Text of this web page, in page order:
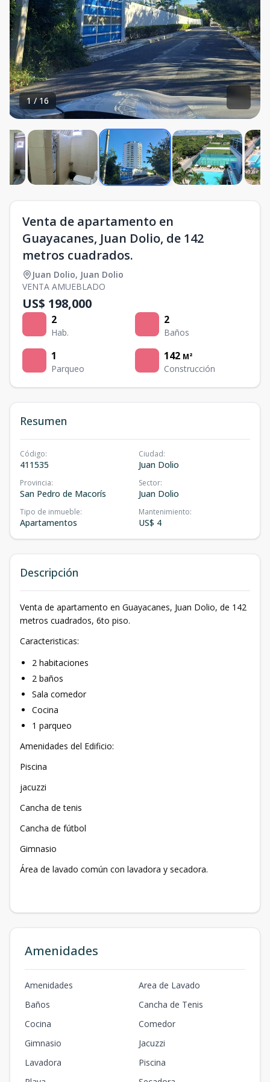
1/16
Venta de apartamento en
Guayacanes, Juan Dolio, de 142
metros cuadrados.
Juan Dolio, Juan Dolio
VENTA AMUEBLADO
US$ 198,000
2
Hab.
2
Baños
1
Parqueo
142 M²
Construcción
Resumen
Código:
411535
Ciudad:
Juan Dolio
Provincia:
San Pedro de Macorís
Sector:
Juan Dolio
Tipo de inmueble:
Apartamentos
Mantenimiento:
US$ 4
Descripción
Venta de apartamento en Guayacanes, Juan Dolio, de 142
metros cuadrados, 6to piso.
Caracteristicas:
2 habitaciones
2 baños
Sala comedor
Cocina
1 parqueo
Amenidades del Edificio:
Piscina
jacuzzi
Cancha de tenis
Cancha de fútbol
Gimnasio
Área de lavado común con lavadora y secadora.
Amenidades
Amenidades
Area de Lavado
Baños
Cancha de Tenis
Cocina
Comedor
Gimnasio
Jacuzzi
Lavadora
Piscina